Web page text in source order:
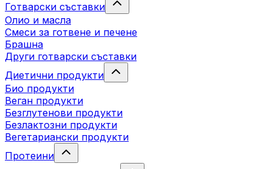
Готварски съставки
Олио и масла
Смеси за готвене и печене
Брашна
Други готварски съставки
Диетични продукти
Био продукти
Веган продукти
Безглутенови продукти
Безлактозни продукти
Вегетариански продукти
Протеини